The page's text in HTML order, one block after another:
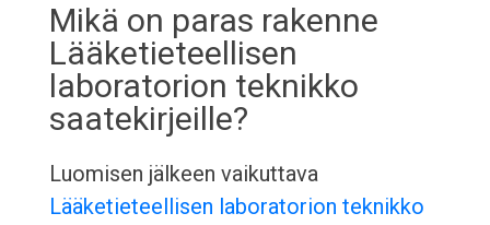
Mikä on paras rakenne
Lääketieteellisen
laboratorion teknikko
saatekirjeille?
Luomisen jälkeen vaikuttava
Lääketieteellisen laboratorion teknikko